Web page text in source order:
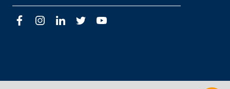
FacebookInstagramLinkedIn Twitter